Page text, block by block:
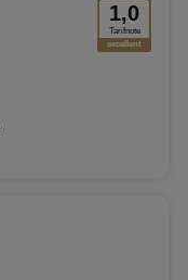
1,0
Tarifnote
excellent